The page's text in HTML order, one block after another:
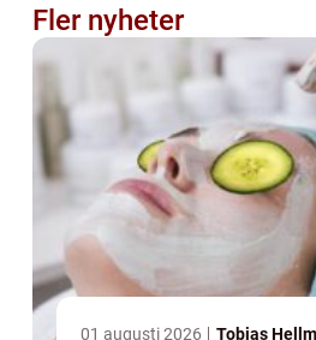
Fler nyheter
01 augusti 2026 Tobias